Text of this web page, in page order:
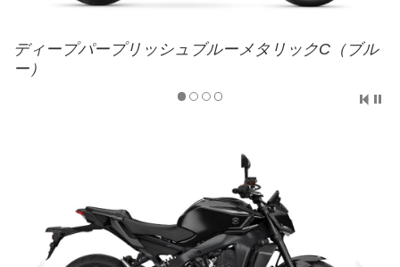
ディープパープリッシュブルーメタリックC（ブル
ー）